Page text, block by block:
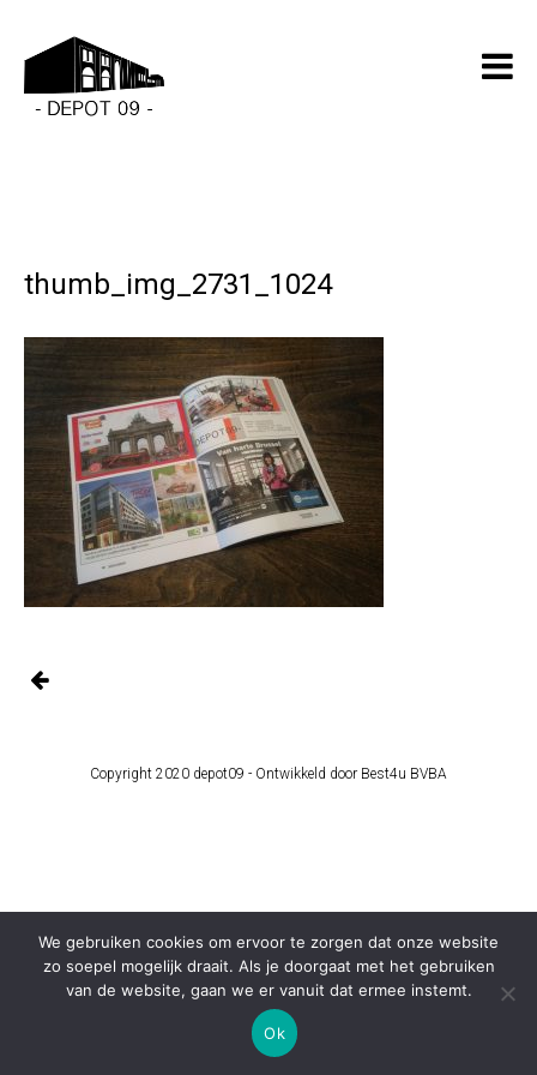
thumb_img_2731_1024
Copyright 2020 depot09 - Ontwikkeld door Best4u BVBA
We gebruiken cookies om ervoor te zorgen dat onze website
zo soepel mogelijk draait. Als je doorgaat met het gebruiken
van de website, gaan we er vanuit dat ermee instemt.
Ok